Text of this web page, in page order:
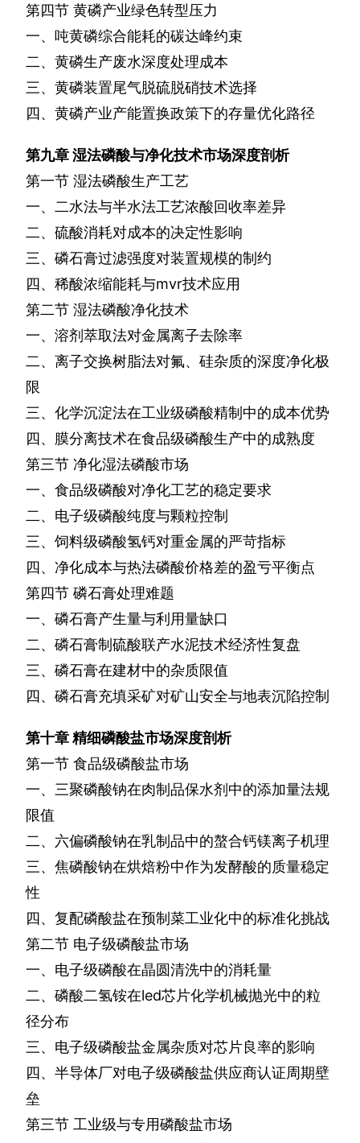
第四节 黄磷产业绿色转型压力
一、吨黄磷综合能耗的碳达峰约束
二、黄磷生产废水深度处理成本
三、黄磷装置尾气脱硫脱硝技术选择
四、黄磷产业产能置换政策下的存量优化路径
第九章湿法磷酸与净化技术市场深度剖析
第一节 湿法磷酸生产工艺
一、二水法与半水法工艺浓酸回收率差异
二、硫酸消耗对成本的决定性影响
三、磷石膏过滤强度对装置规模的制约
四、稀酸浓缩能耗与mvr技术应用
第二节 湿法磷酸净化技术
一、溶剂萃取法对金属离子去除率
二、离子交换树脂法对氟、硅杂质的深度净化极
限
三、化学沉淀法在工业级磷酸精制中的成本优势
四、膜分离技术在食品级磷酸生产中的成熟度
第三节 净化湿法磷酸市场
一、食品级磷酸对净化工艺的稳定要求
二、电子级磷酸纯度与颗粒控制
三、饲料级磷酸氢钙对重金属的严苛指标
四、净化成本与热法磷酸价格差的盈亏平衡点
第四节 磷石膏处理难题
一、磷石膏产生量与利用量缺口
二、磷石膏制硫酸联产水泥技术经济性复盘
三、磷石膏在建材中的杂质限值
四、磷石膏充填采矿对矿山安全与地表沉陷控制
第十章精细磷酸盐市场深度剖析
第一节 食品级磷酸盐市场
一、三聚磷酸钠在肉制品保水剂中的添加量法规
限值
二、六偏磷酸钠在乳制品中的螯合钙镁离子机理
三、焦磷酸钠在烘焙粉中作为发酵酸的质量稳定
性
四、复配磷酸盐在预制菜工业化中的标准化挑战
第二节 电子级磷酸盐市场
一、电子级磷酸在晶圆清洗中的消耗量
二、磷酸二氢铵在led芯片化学机械抛光中的粒
径分布
三、电子级磷酸盐金属杂质对芯片良率的影响
四、半导体厂对电子级磷酸盐供应商认证周期壁
垒
第三节 工业级与专用磷酸盐市场